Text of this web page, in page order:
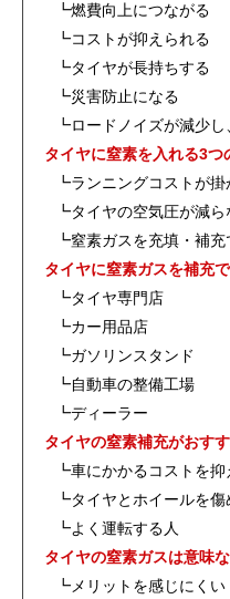
┗燃費向上につながる
┗コストが抑えられる
┗タイヤが長持ちする
┗災害防止になる
┗ロードノイズが減少
タイヤに窒素を入れる3つ
┗ランニングコストが掛
┗タイヤの空気圧が減
┗窒素ガスを充填・補
タイヤに窒素ガスを補充
┗タイヤ専門店
┗カー用品店
┗ガソリンスタンド
┗自動車の整備工場
┗ディーラー
タイヤの窒素補充がおす
┗車にかかるコストを抑
┗タイヤとホイールを傷
┗よく運転する人
タイヤの窒素ガスは意味
┗メリットを感じにくい